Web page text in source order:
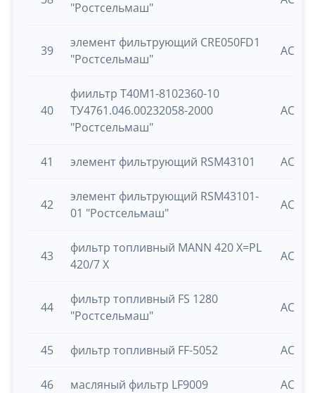
"Ростсельмаш"
39
элемент фильтрующий CRE050FD1
"Ростсельмаш"
40
фиильтр Т40М1-8102360-10
ТУ4761.046.00232058-2000
"Ростсельмаш"
41 элемент фильтрующий RSM43101
42
элемент фильтрующий RSM43101-
01 "Ростсельмаш"
43
фильтр топливный MANN 420 X=PL
420/7 X
44
фильтр топливный FS 1280
"Ростсельмаш"
45 фильтр топливный FF-5052
46 масляный фильтр LF9009